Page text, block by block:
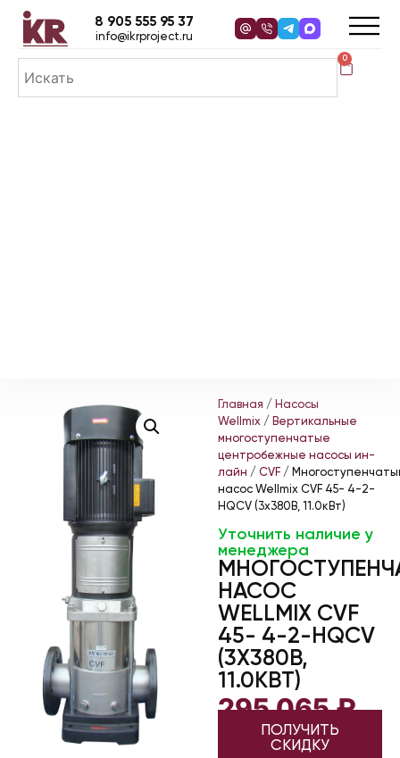
0
8 905 555 95 37
info@ikrproject.ru
Главная / Насосы
Wellmix / Вертикальные
многоступенчатые
центробежные насосы ин-
лайн / CVF /
насос Wellmix CVF 45- 4-2-
HQCV (3х380В, 11.0кВт)
Уточнить наличие у
менеджера
НАСОС
WELLMIX CVF
45- 4-2-HQCV
(3Х380В,
11.0КВТ)
295 065₽
ПОЛУЧИТЬ
СКИДКУ